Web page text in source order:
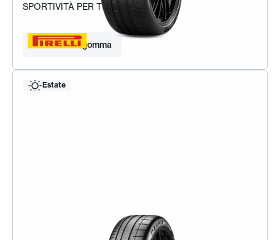
SPORTIVITÀ PER TUTTI I GIORNI
Trova la tua gomma
Estate